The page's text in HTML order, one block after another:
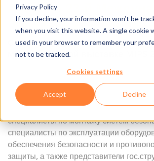
Privacy Policy
If you decline, your information won’t be
when you visit this website. A single cookie
used in your browser to remember your
not to be tracked.
Cookies settings
Accept Decline
Axess на 23-й
выставке Seсurika/
С 21 по 24 марта Axess примет
международной выставке MIPS
Securika/MIPS — крупнейшая в России
технических средств охраны и
обеспечения безопасности и
защиты. Посетители выставки Securika/
специалисты по монтажу систем
специалисты по эксплуатации
обеспечения безопасности и
защиты, а также представители